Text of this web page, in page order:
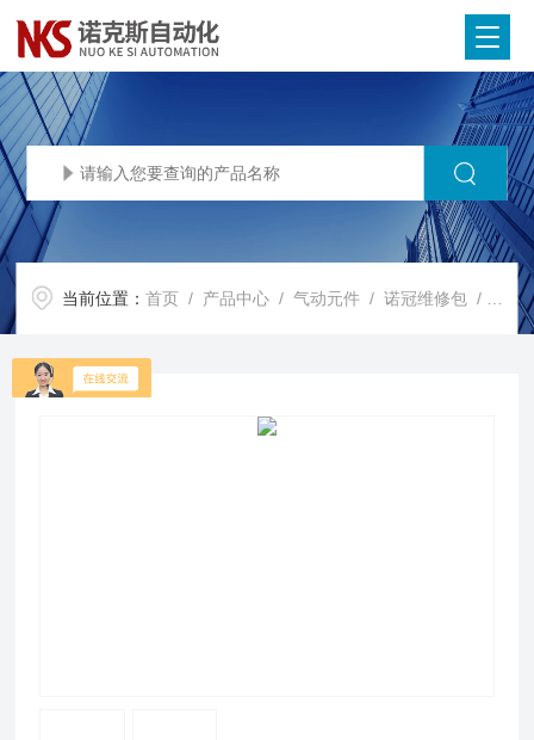
当前位置：首页 / 产品中心 /气动元件 /诺冠维修包 / QA/8032/00诺冠NORGREN气缸维修包密封圈